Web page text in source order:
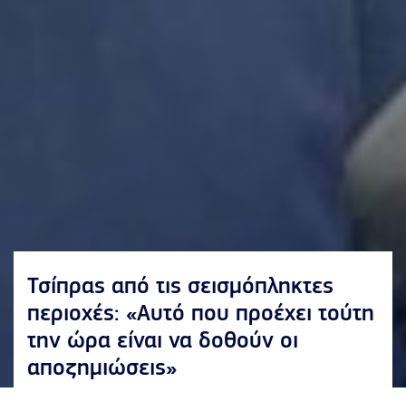
Τσίπρας από τις σεισμόπληκτες
περιοχές: «Αυτό που προέχει τούτη
την ώρα είναι να δοθούν οι
αποζημιώσεις»